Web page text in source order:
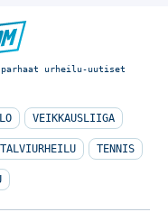
parhaat urheilu-uutiset
VEIKKAUSLIIGA
TALVIURHEILU TENNIS